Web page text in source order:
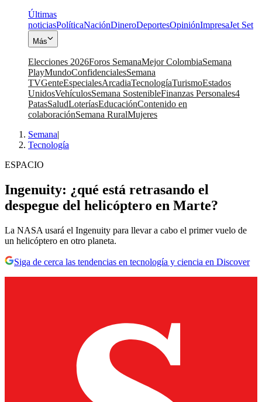
Últimas
noticiasPolíticaNaciónDineroDeportesOpiniónImpresaJet Set
Más
Elecciones 2026Foros SemanaMejor ColombiaSemana
PlayMundoConfidencialesSemana
TVGenteEspecialesArcadiaTecnologíaTurismoEstados
UnidosVehículosSemana SostenibleFinanzas Personales4
PatasSaludLoteríasEducaciónContenido en
colaboraciónSemana RuralMujeres
Semana|
Tecnología
ESPACIO
Ingenuity: ¿qué está retrasando el
despegue del helicóptero en Marte?
La NASA usará el Ingenuity para llevar a cabo el primer vuelo de
un helicóptero en otro planeta.
Siga de cerca las tendencias en tecnología y ciencia en Discover